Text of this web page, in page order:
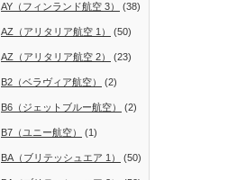
AY（フィンランド航空 3） (38)
AZ（アリタリア航空 1） (50)
AZ（アリタリア航空 2） (23)
B2（ベラヴィア航空） (2)
B6（ジェットブルー航空） (2)
B7（ユニー航空） (1)
BA（ブリテッシュエア 1） (50)